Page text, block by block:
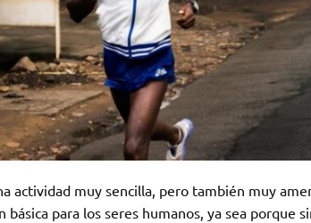
actividad muy sencilla, pero también muy
básica para los seres humanos, ya sea